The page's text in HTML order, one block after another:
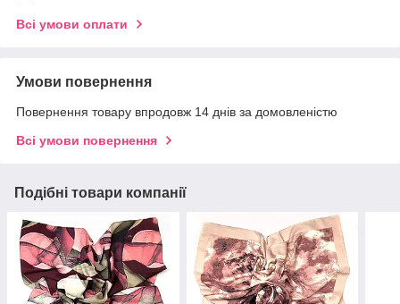
Всі умови оплати
Умови повернення
Повернення товару впродовж 14 днів за домовленістю
Всі умови повернення
Подібні товари компанії